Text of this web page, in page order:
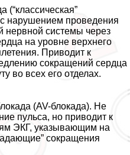
(“классическая”
нарушением проведения
нервной системы через
на уровне верхнего
Приводит к
сокращений сердца
во всех его отделах.
(AV-блокада). Не
пульса, но приводит к
ЭКГ, указывающим на
сокращения